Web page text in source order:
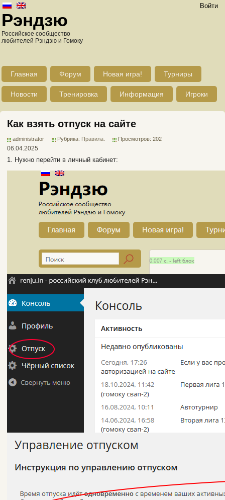
Войти
Рэндзю
Российское сообщество
любителей Рэндзю и Гомоку
Главная Форум Новая игра! Турниры
Новости Тренировка Информация Игроки
Как взять отпуск на сайте
administrator Рубрика: Правила Просмотров: 202
06.04.2025
1. Нужно перейти в личный кабинет: